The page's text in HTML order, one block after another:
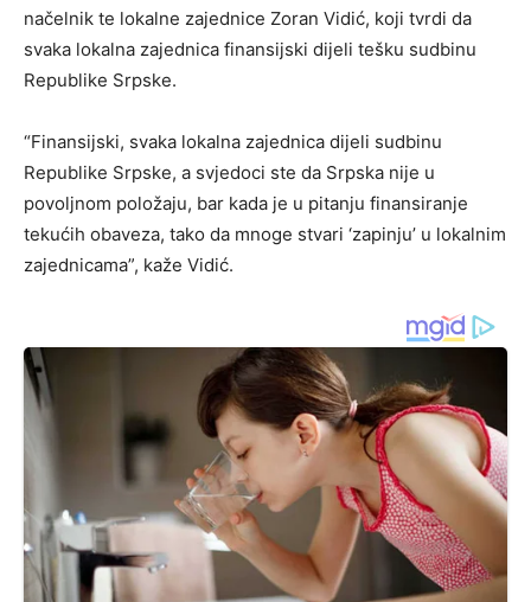
načelnik te lokalne zajednice Zoran Vidić, koji tvrdi da
svaka lokalna zajednica finansijski dijeli tešku sudbinu
Republike Srpske.
“Finansijski, svaka lokalna zajednica dijeli sudbinu
Republike Srpske, a svjedoci ste da Srpska nije u
povoljnom položaju, bar kada je u pitanju finansiranje
tekućih obaveza, tako da mnoge stvari ‘zapinju’ u lokalnim
zajednicama”, kaže Vidić.